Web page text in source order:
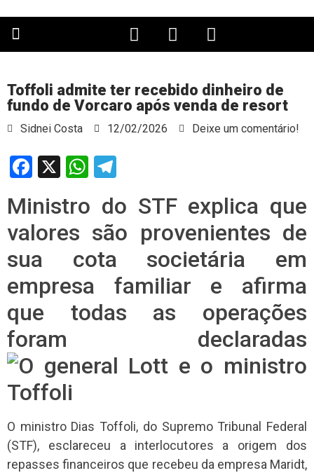
Toffoli admite ter recebido dinheiro de
fundo de Vorcaro após venda de resort
Sidnei Costa 12/02/2026 Deixe um comentário!
Facebook
X WhatsApp
Ministro do STF explica que
valores são provenientes de
sua cota societária em
empresa familiar e afirma
que todas as operações
foram declaradas
O ministro Dias Toffoli, do Supremo Tribunal Federal
(STF), esclareceu a interlocutores a origem dos
repasses financeiros que recebeu da empresa Maridt,